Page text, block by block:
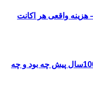
واقعی هر اکانت
بررسی لوگو بنز و مفهوم آن | لوگو بنز 100سال پیش چه بود و چه